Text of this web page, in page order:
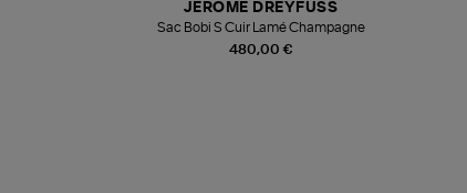
480,00 €
JEROME DREYFUSS
Sac Bobi S Cuir Lamé Champagne